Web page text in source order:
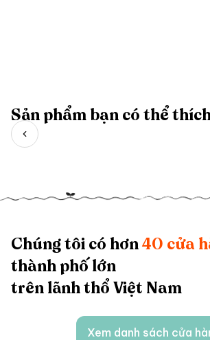
Sản phẩm bạn có thể
Chúng tôi có hơn 40 cửa
thành phố lớn
trên lãnh thổ Việt Nam
Xem danh sách cửa